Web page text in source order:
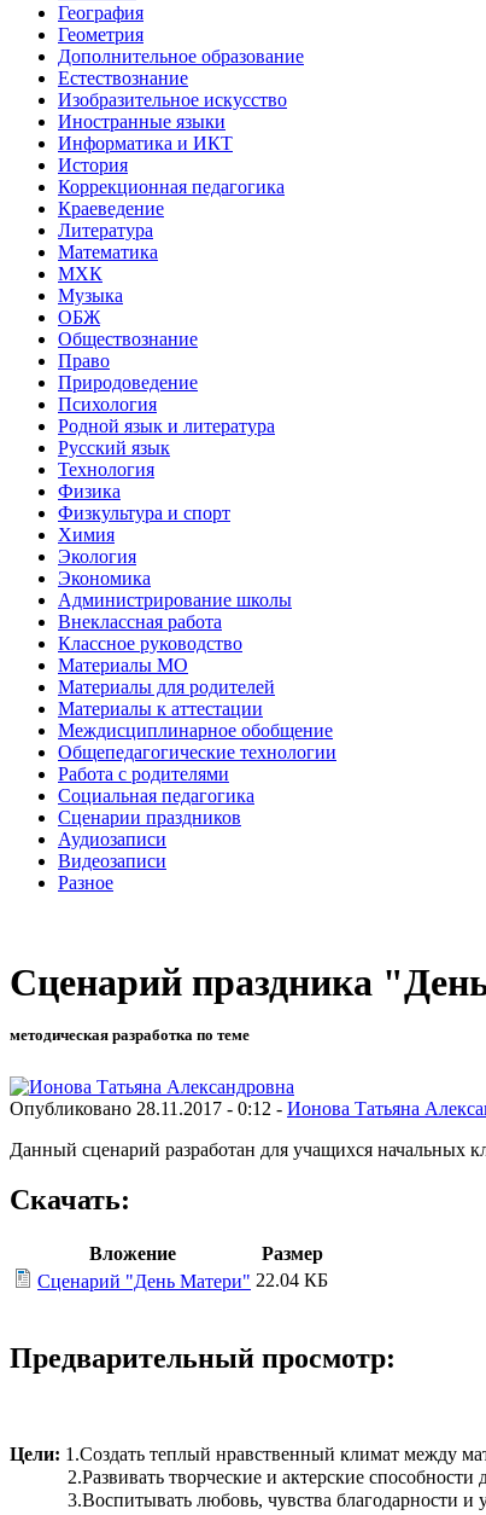
География
Геометрия
Дополнительное образование
Естествознание
Изобразительное искусство
Иностранные языки
Информатика и ИКТ
История
Коррекционная педагогика
Краеведение
Литература
Математика
МХК
Музыка
ОБЖ
Обществознание
Право
Природоведение
Психология
Родной язык и литература
Русский язык
Технология
Физика
Физкультура и спорт
Химия
Экология
Экономика
Администрирование школы
Внеклассная работа
Классное руководство
Материалы МО
Материалы для родителей
Материалы к аттестации
Междисциплинарное обобщение
Общепедагогические технологии
Работа с родителями
Социальная педагогика
Сценарии праздников
Аудиозаписи
Видеозаписи
Разное
Сценарий праздника
методическая разработка по теме
Опубликовано 28.11.2017 - 0:12 - Ионова Татьяна
Данный сценарий разработан для учащихся начальных
Скачать:
Вложение
Размер
Сценарий "День Матери" 22.04 КБ
Предварительный просмотр:
Цели: 1.Создать теплый нравственный климат между
2.Развивать творческие и актерские способности
3.Воспитывать любовь, чувства благодарности и